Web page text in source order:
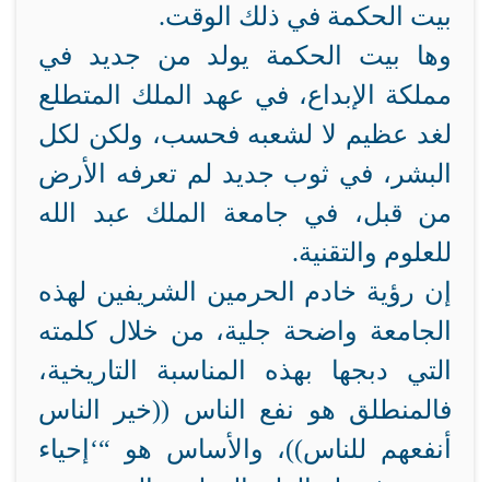
بيت الحكمة في ذلك الوقت.
وها بيت الحكمة يولد من جديد في
مملكة الإبداع، في عهد الملك المتطلع
لغد عظيم لا لشعبه فحسب، ولكن لكل
البشر، في ثوب جديد لم تعرفه الأرض
من قبل، في جامعة الملك عبد الله
للعلوم والتقنية.
إن رؤية خادم الحرمين الشريفين لهذه
الجامعة واضحة جلية، من خلال كلمته
التي دبجها بهذه المناسبة التاريخية،
فالمنطلق هو نفع الناس ((خير الناس
أنفعهم للناس))، والأساس هو “‘إحياء